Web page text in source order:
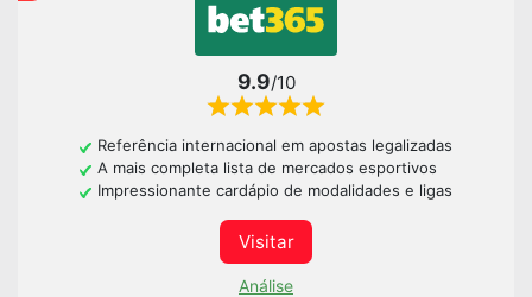
9.9/10
Referência internacional em apostas legalizadas
A mais completa lista de mercados esportivos
Impressionante cardápio de modalidades e ligas
Visitar
Análise